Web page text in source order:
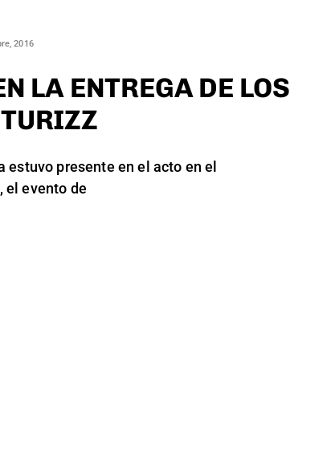
2016
LA ENTREGA DE LOS
estuvo presente en el acto en el
el evento de